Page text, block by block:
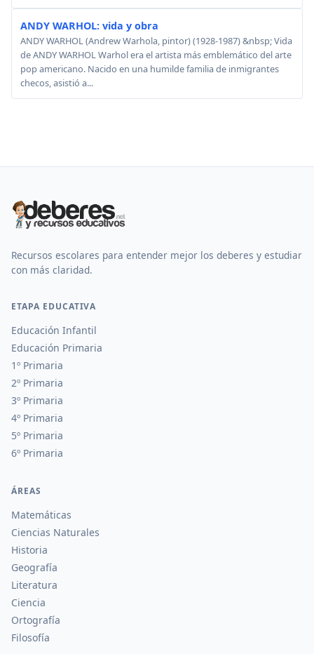
ANDY WARHOL: vida y obra
ANDY WARHOL (Andrew Warhola, pintor) (1928-1987) &nbsp; Vida
de ANDY WARHOL Warhol era el artista más emblemático del arte
pop americano. Nacido en una humilde familia de inmigrantes
checos, asistió a...
Recursos escolares para entender mejor los deberes y estudiar
con más claridad.
ETAPA EDUCATIVA
Educación Infantil
Educación Primaria
1º Primaria
2º Primaria
3º Primaria
4º Primaria
5º Primaria
6º Primaria
ÁREAS
Matemáticas
Ciencias Naturales
Historia
Geografía
Literatura
Ciencia
Ortografía
Filosofía